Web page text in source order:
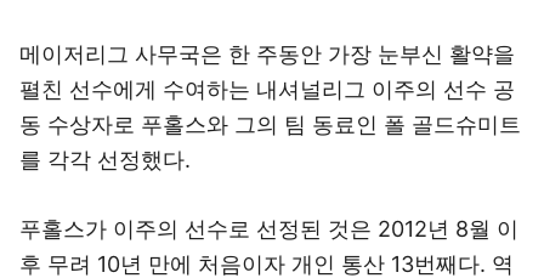
메이저리그 사무국은 한 주동안 가장 눈부신 활약을
펼친 선수에게 수여하는 내셔널리그 이주의 선수 공
동 수상자로 푸홀스와 그의 팀 동료인 폴 골드슈미트
를 각각 선정했다.
푸홀스가 이주의 선수로 선정된 것은 2012년 8월 이
후 무려 10년 만에 처음이자 개인 통산 13번째다. 역